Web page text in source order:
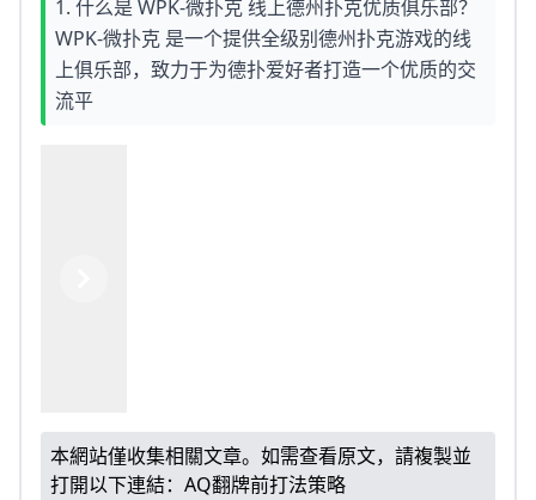
1. 什么是 WPK-微扑克 线上德州扑克优质俱乐部？
WPK-微扑克 是一个提供全级别德州扑克游戏的线
上俱乐部，致力于为德扑爱好者打造一个优质的交
流平
本網站僅收集相關文章。如需查看原文，請複製並
打開以下連結： AQ翻牌前打法策略